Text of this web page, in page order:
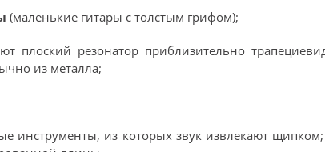
(маленькие гитары с толстым грифом);
плоский резонатор приблизительно
из металла;
инструменты, из которых звук извлекают